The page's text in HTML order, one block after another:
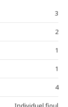
3
2
1
1
4